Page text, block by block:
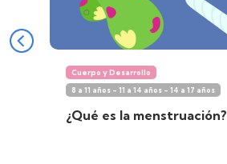
Cuerpo y Desarrollo
8 a 11 años - 11 a 14 años - 14 a 17 años
¿Qué es la menstruación?